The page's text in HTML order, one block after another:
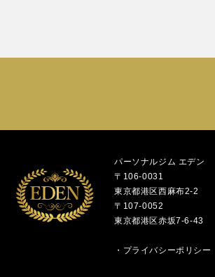
パーソナルジム エデン
〒106-0031
東京都港区西麻布2-2
〒107-0052
東京都港区赤坂7-6-43
・ プライバシーポリシー